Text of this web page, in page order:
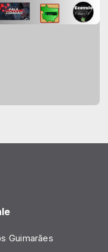
Guimarães